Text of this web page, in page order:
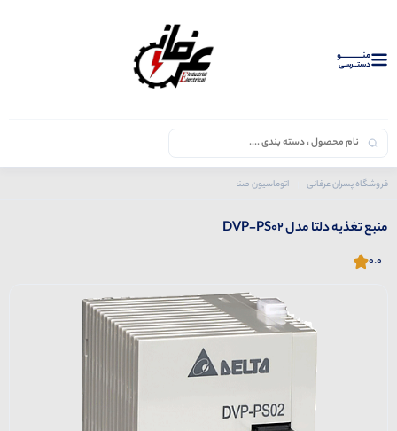
منــــــــــــو
دستــرسی
فروشگاه پسران عرفانی اتوماسیون صنعتی
منبع تغذیه دلتا مدل DVP-PS02
0.0